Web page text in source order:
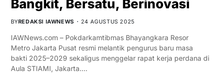
Bangkit, Bersatu, Berinovasi
BYREDAKSI IAWNEWS 24 AGUSTUS 2025
IAWNews.com – Pokdarkamtibmas Bhayangkara Resor
Metro Jakarta Pusat resmi melantik pengurus baru masa
bakti 2025–2029 sekaligus menggelar rapat kerja perdana di
Aula STIAMI, Jakarta.…